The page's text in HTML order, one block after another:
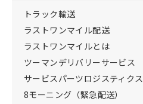
トラック輸送
ラストワンマイル配送
ラストワンマイルとは
ツーマンデリバリーサービス
サービスパーツロジスティクス
8モーニング（緊急配送）